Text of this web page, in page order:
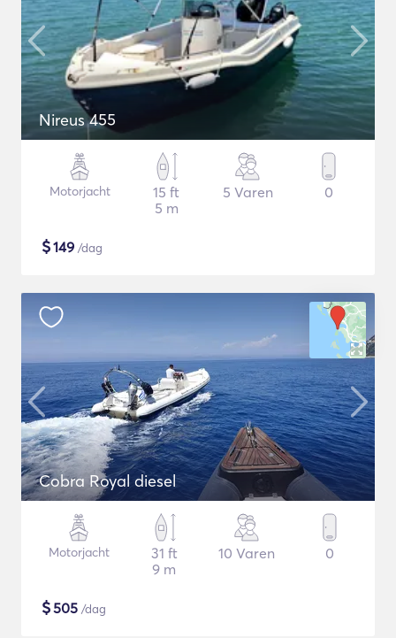
Nireus 455
Motorjacht
15 ft
5 m
5 Varen 0
$149 /dag
Cobra Royal diesel
Motorjacht
31 ft
9 m
10 Varen 0
$505 /dag